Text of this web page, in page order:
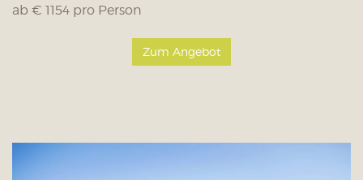
ab € 1154 pro Person
Zum Angebot